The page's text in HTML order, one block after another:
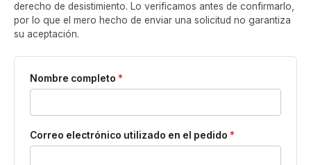
derecho de desistimiento. Lo verificamos antes de confirmarlo,
por lo que el mero hecho de enviar una solicitud no garantiza
su aceptación.
Nombre completo *
Correo electrónico utilizado en el pedido *